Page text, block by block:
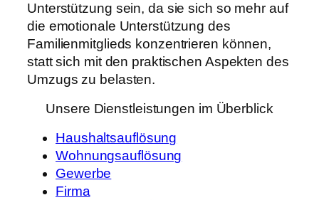
Unterstützung sein, da sie sich so mehr auf
die emotionale Unterstützung des
Familienmitglieds konzentrieren können,
statt sich mit den praktischen Aspekten des
Umzugs zu belasten.
Unsere Dienstleistungen im Überblick
Haushaltsauflösung
Wohnungsauflösung
Gewerbe
Firma